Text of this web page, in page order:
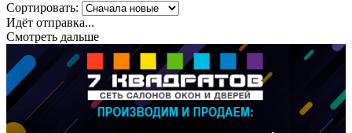
Сортировать:
Идёт отправка...
Смотреть дальше